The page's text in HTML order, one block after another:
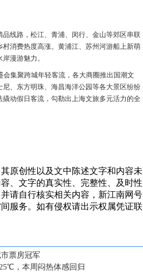
线路，松江、青浦、闵行、金山等郊区串联
消费热度高涨。黄浦江、苏州河游船上新萌
漫游魅力。
会集聚跨城年轻客流，各大商圈推出国潮文
、东方明珠、海昌海洋公园等各大景区纷纷
动假日客流，勾勒出上海文旅多元活力的全
原创性以及文中陈述文字和内容未
、文字的真实性、完整性、及时性
请自行核实相关内容，新江南网号
服务。如有侵权请出示权属凭证联
票房冠军
，本周闷热体感回归